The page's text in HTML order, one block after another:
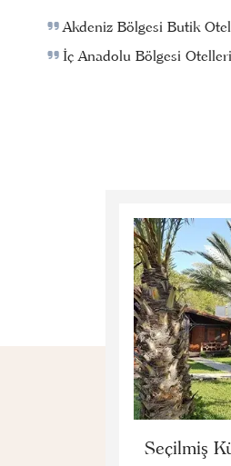
Akdeniz Bölgesi Butik
İç Anadolu Bölgesi Otelleri
Seçilmiş